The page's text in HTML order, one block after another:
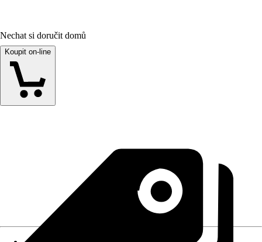
Nechat si doručit domů
Koupit on-line